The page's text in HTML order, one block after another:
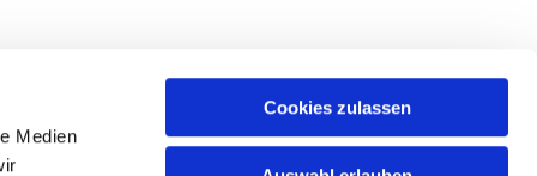
Medien
Cookies zulassen